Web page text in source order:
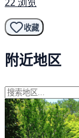
收藏
附近地区